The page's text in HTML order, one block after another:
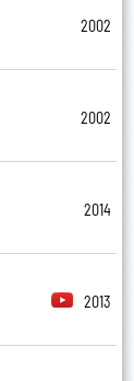
2002
2002
2014
2013